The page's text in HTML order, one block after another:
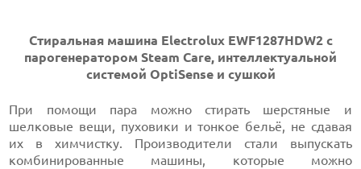
Стиральная машина Electrolux EWF1287HDW2 с
парогенератором Steam Care, интеллектуальной
системой OptiSense и сушкой
При помощи пара можно стирать шерстяные и
шелковые вещи, пуховики и тонкое бельё, не сдавая
их в химчистку. Производители стали выпускать
комбинированные машины, которые можно